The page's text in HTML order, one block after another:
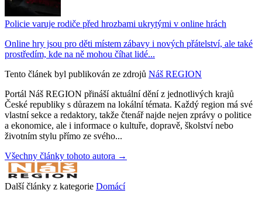
Policie varuje rodiče před hrozbami ukrytými v online hrách
Online hry jsou pro děti místem zábavy i nových přátelství, ale také
prostředím, kde na ně mohou číhat lidé...
Tento článek byl publikován ze zdrojů Náš REGION
Portál Náš REGION přináší aktuální dění z jednotlivých krajů
České republiky s důrazem na lokální témata. Každý region má své
vlastní sekce a redaktory, takže čtenář najde nejen zprávy o politice
a ekonomice, ale i informace o kultuře, dopravě, školství nebo
životním stylu přímo ze svého...
Všechny články tohoto autora →
Další články z kategorie Domácí